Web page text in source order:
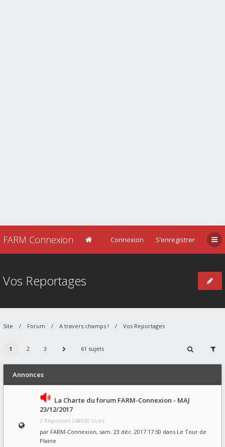
FARM Connexion Connexion S’enregistrer
Vos Reportages
Site Forum A travers champs ! Vos Reportages
1 2 3 61 sujets
Annonces
La Charte du forum FARM-Connexion - MAJ
23/12/2017
2 Réponses 248930 Vues
par FARM-Connexion, sam. 23 déc. 2017 17:50 dans Le Tour de
Plaine